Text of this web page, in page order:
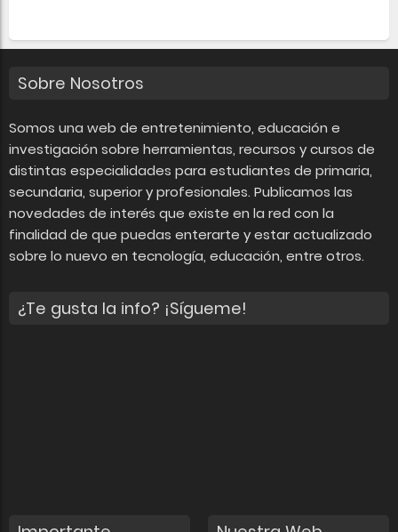
Sobre Nosotros
Somos una web de entretenimiento, educación e
investigación sobre herramientas, recursos y cursos de
distintas especialidades para estudiantes de primaria,
secundaria, superior y profesionales. Publicamos las
novedades de interés que existe en la red con la
finalidad de que puedas enterarte y estar actualizado
sobre lo nuevo en tecnología, educación, entre otros.
¿Te gusta la info? ¡Sígueme!